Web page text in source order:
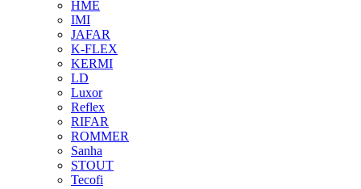
HME
IMI
JAFAR
K-FLEX
KERMI
LD
Luxor
Reflex
RIFAR
ROMMER
Sanha
STOUT
Tecofi